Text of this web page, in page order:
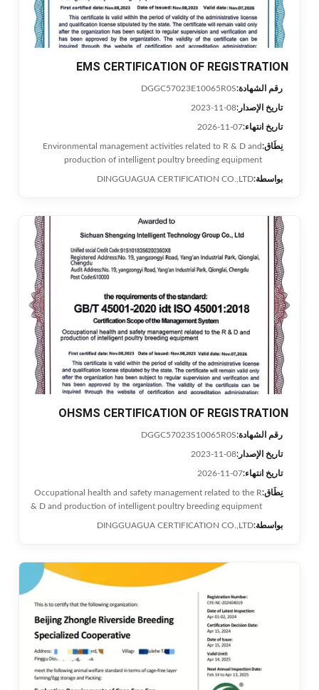
EMS CERTIFICATION OF REGISTRATION
رقم الشهادة:DGGC57023E10065R0S
تاريخ الإصدار:2023-11-08
تاريخ انتهاء:2026-11-07
نِطَاق:Environmental management activities related to R & D and
production of intelligent poultry breeding equipment
بواسطة:DINGGUAGUA CERTIFICATION CO.,LTD
OHSMS CERTIFICATION OF REGISTRATION
رقم الشهادة:DGGC57023S10065R0S
تاريخ الإصدار:2023-11-08
تاريخ انتهاء:2026-11-07
نِطَاق:Occupational health and safety management related to the R
& D and production of intelligent poultry breeding equipment
بواسطة:DINGGUAGUA CERTIFICATION CO.,LTD